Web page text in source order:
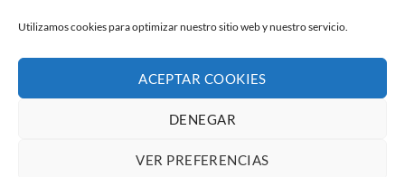
Utilizamos cookies para optimizar nuestro sitio web y nuestro servicio.
ACEPTAR COOKIES
DENEGAR
VER PREFERENCIAS
AVISO LEGAL
POLÍTICA DE PRIVACIDAD
Nambroca (Toledo)